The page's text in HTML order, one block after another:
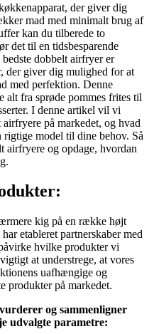
der giver dig
mad med minimalt brug af
kan du tilberede to
det til en tidsbesparende
dobbelt airfryer er
der giver dig mulighed for at
med perfektion. Denne
alt fra sprøde pommes frites til
I denne artikel vil vi
på markedet, og hvad
model til dine behov. Så
airfryere og opdage, hvordan
kig på en række højt
etableret partnerskaber med
hvilke produkter vi
at understrege, at vores
uafhængige og
produkter på markedet.
og sammenligner
udvalgte parametre: